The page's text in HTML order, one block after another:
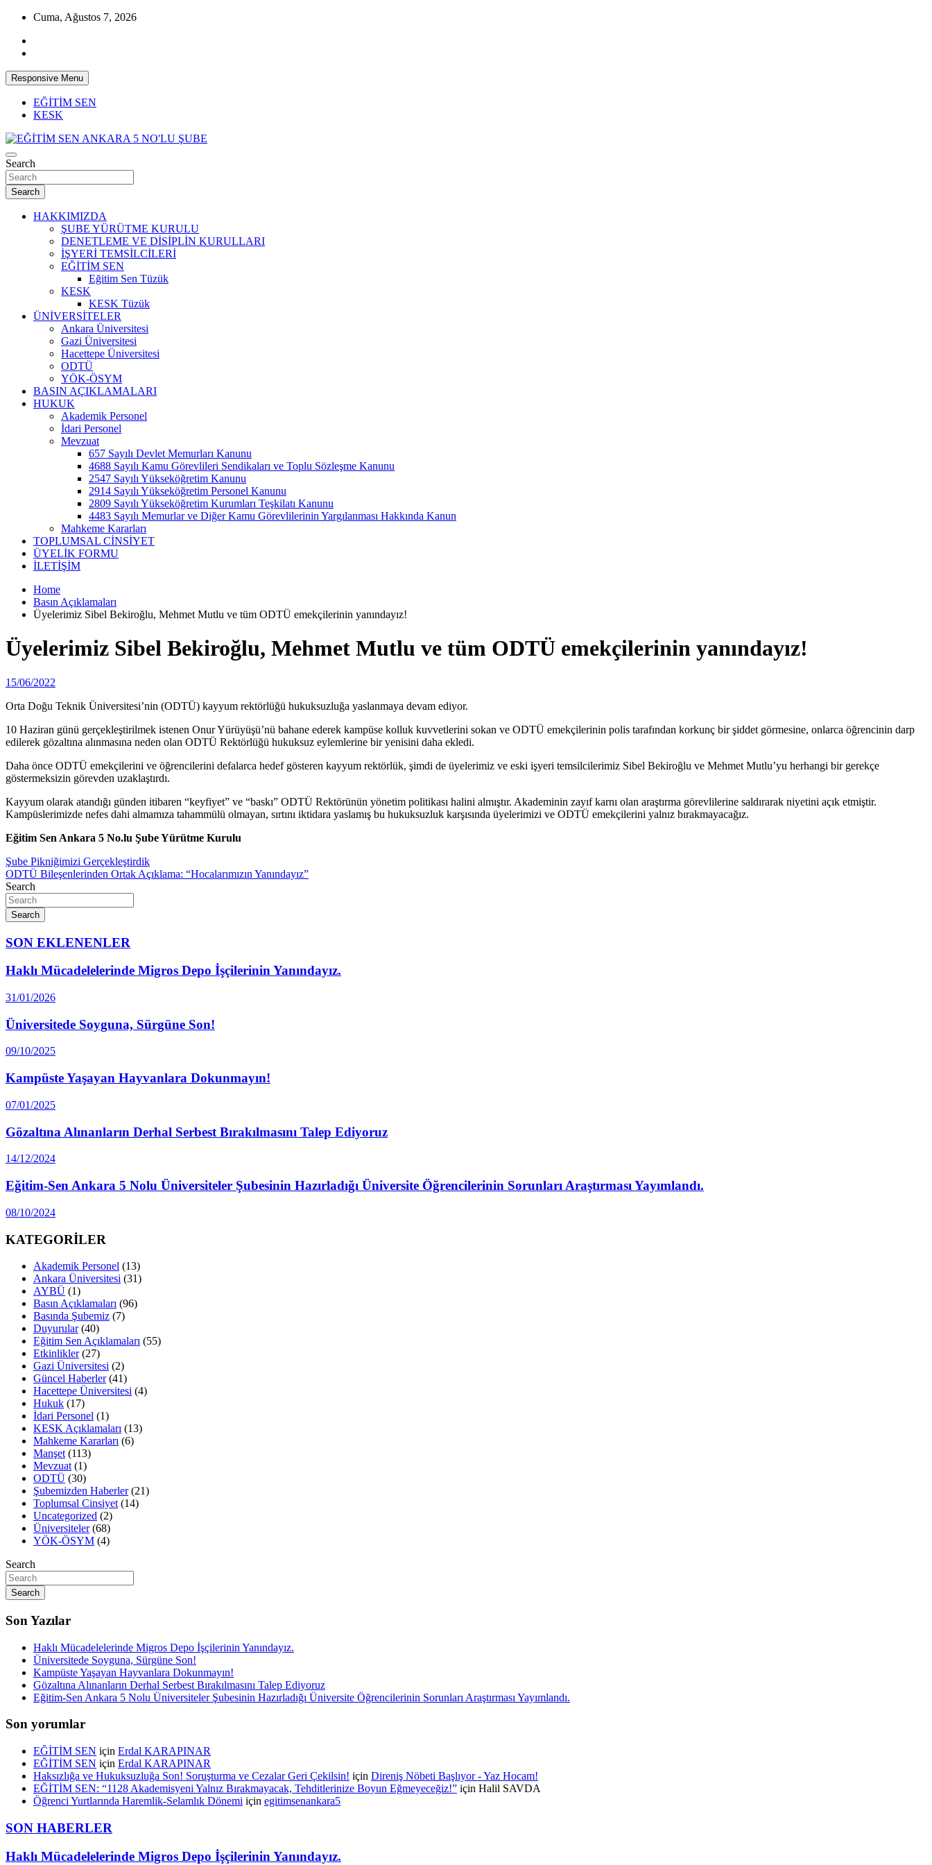
Skip
content
Cuma, Ağustos 7, 2026
Responsive Menu
EĞİTİM SEN
KESK
EĞİTİM SEN ANKARA 5 NO'LU ŞUBE
İnsan, Toplum, Doğa Yararına Üniversite
Search
Search
HAKKIMIZDA
ŞUBE YÜRÜTME KURULU
DENETLEME VE DİSİPLİN KURULLARI
İŞYERİ TEMSİLCİLERİ
EĞİTİM SEN
Eğitim Sen Tüzük
KESK
KESK Tüzük
ÜNİVERSİTELER
Ankara Üniversitesi
Gazi Üniversitesi
Hacettepe Üniversitesi
ODTÜ
YÖK-ÖSYM
BASIN AÇIKLAMALARI
HUKUK
Akademik Personel
İdari Personel
Mevzuat
657 Sayılı Devlet Memurları Kanunu
4688 Sayılı Kamu Görevlileri Sendikaları ve Toplu Sözleşme Kanunu
2547 Sayılı Yükseköğretim Kanunu
2914 Sayılı Yükseköğretim Personel Kanunu
2809 Sayılı Yükseköğretim Kurumları Teşkilatı Kanunu
4483 Sayılı Memurlar ve Diğer Kamu Görevlilerinin Yargılanması Hakkında Kanun
Mahkeme Kararları
TOPLUMSAL CİNSİYET
ÜYELİK FORMU
İLETİŞİM
Home
Basın Açıklamaları
Üyelerimiz Sibel Bekiroğlu, Mehmet Mutlu ve tüm ODTÜ emekçilerinin yanındayız!
Üyelerimiz Sibel Bekiroğlu, Mehmet Mutlu ve tüm ODTÜ emekçilerinin yanındayız!
15/06/2022
Orta Doğu Teknik Üniversitesi’nin (ODTÜ) kayyum rektörlüğü hukuksuzluğa yaslanmaya devam ediyor.
10 Haziran günü gerçekleştirilmek istenen Onur Yürüyüşü’nü bahane ederek kampüse kolluk kuvvetlerini sokan ve ODTÜ emekçilerinin polis tarafından korkunç bir şiddet görmesine, onlarca öğrencinin darp
edilerek gözaltına alınmasına neden olan ODTÜ Rektörlüğü hukuksuz eylemlerine bir yenisini daha ekledi.
Daha önce ODTÜ emekçilerini ve öğrencilerini defalarca hedef gösteren kayyum rektörlük, şimdi de üyelerimiz ve eski işyeri temsilcilerimiz Sibel Bekiroğlu ve Mehmet Mutlu’yu herhangi bir gerekçe
göstermeksizin görevden uzaklaştırdı.
Kayyum olarak atandığı günden itibaren “keyfiyet” ve “baskı” ODTÜ Rektörünün yönetim politikası halini almıştır. Akademinin zayıf karnı olan araştırma görevlilerine saldırarak niyetini açık etmiştir.
Kampüslerimizde nefes dahi almamıza tahammülü olmayan, sırtını iktidara yaslamış bu hukuksuzluk karşısında üyelerimizi ve ODTÜ emekçilerini yalnız bırakmayacağız.
Eğitim Sen Ankara 5 No.lu Şube Yürütme Kurulu
Yazı
gezinmesi
Şube Pikniğimizi Gerçekleştirdik
ODTÜ Bileşenlerinden Ortak Açıklama: “Hocalarımızın Yanındayız”
Search
Search
SON EKLENENLER
Haklı Mücadelelerinde Migros Depo İşçilerinin Yanındayız.
31/01/2026
Üniversitede Soyguna, Sürgüne Son!
09/10/2025
Kampüste Yaşayan Hayvanlara Dokunmayın!
07/01/2025
Gözaltına Alınanların Derhal Serbest Bırakılmasını Talep Ediyoruz
14/12/2024
Eğitim-Sen Ankara 5 Nolu Üniversiteler Şubesinin Hazırladığı Üniversite Öğrencilerinin Sorunları Araştırması Yayımlandı.
08/10/2024
KATEGORİLER
Akademik Personel (13)
Ankara Üniversitesi (31)
AYBÜ (1)
Basın Açıklamaları (96)
Basında Şubemiz (7)
Duyurular(40)
Eğitim Sen Açıklamaları (55)
Etkinlikler(27)
Gazi Üniversitesi (2)
Güncel Haberler(41)
Hacettepe Üniversitesi (4)
Hukuk (17)
İdari Personel (1)
KESK Açıklamaları (13)
Mahkeme Kararları (6)
Manşet (113)
Mevzuat (1)
ODTÜ (30)
Şubemizden Haberler(21)
Toplumsal Cinsiyet (14)
Uncategorized (2)
Üniversiteler(68)
YÖK-ÖSYM (4)
Search
Search
Son Yazılar
Haklı Mücadelelerinde Migros Depo İşçilerinin Yanındayız.
Üniversitede Soyguna, Sürgüne Son!
Kampüste Yaşayan Hayvanlara Dokunmayın!
Gözaltına Alınanların Derhal Serbest Bırakılmasını Talep Ediyoruz
Eğitim-Sen Ankara 5 Nolu Üniversiteler Şubesinin Hazırladığı Üniversite Öğrencilerinin Sorunları Araştırması Yayımlandı.
Son yorumlar
EĞİTİM SEN için Erdal KARAPINAR
EĞİTİM SEN için Erdal KARAPINAR
Haksızlığa ve Hukuksuzluğa Son! Soruşturma ve Cezalar Geri Çekilsin! için Direniş Nöbeti Başlıyor - Yaz Hocam!
EĞİTİM SEN: “1128 Akademisyeni Yalnız Bırakmayacak, Tehditlerinize Boyun Eğmeyeceğiz!” için Halil SAVDA
Öğrenci Yurtlarında Haremlik-Selamlık Dönemi için egitimsenankara5
SON HABERLER
Haklı Mücadelelerinde Migros Depo İşçilerinin Yanındayız.